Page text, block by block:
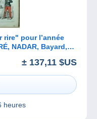
NADAR, Bayard,
± 137,11 $US
heures